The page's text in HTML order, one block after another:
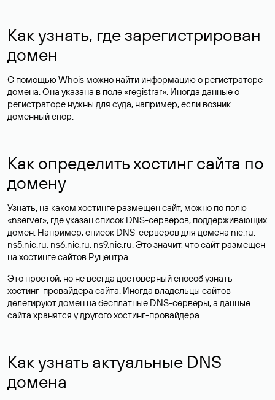
Как узнать, где зарегистрирован
домен
С помощью Whois можно найти информацию о регистраторе
домена. Она указана в поле «registrar». Иногда данные о
регистраторе нужны для суда, например, если возник
доменный спор.
Как определить хостинг сайта по
домену
Узнать, на каком хостинге размещен сайт, можно по полю
«nserver», где указан список DNS-серверов, поддерживающих
домен. Например, список DNS-серверов для домена nic.ru:
ns5.nic.ru, ns6.nic.ru, ns9.nic.ru. Это значит, что сайт размещен
на хостинге сайтов Руцентра.
Это простой, но не всегда достоверный способ узнать
хостинг-провайдера сайта. Иногда владельцы сайтов
делегируют домен на бесплатные DNS-серверы, а данные
сайта хранятся у другого хостинг-провайдера.
Как узнать актуальные DNS
домена